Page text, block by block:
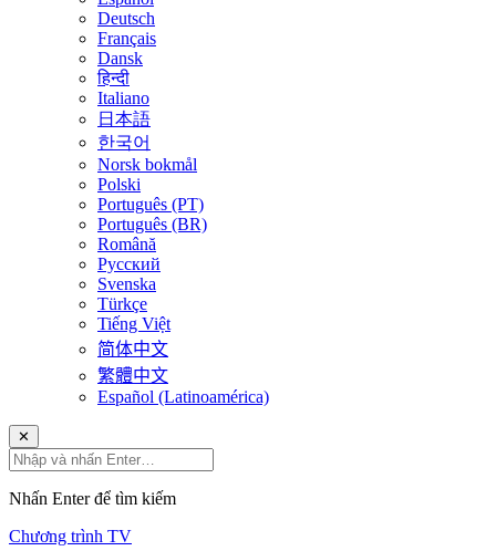
Deutsch
Français
Dansk
हिन्दी
Italiano
日本語
한국어
Norsk bokmål
Polski
Português (PT)
Português (BR)
Română
Русский
Svenska
Türkçe
Tiếng Việt
简体中文
繁體中文
Español (Latinoamérica)
✕
Nhấn Enter để tìm kiếm
Chương trình TV